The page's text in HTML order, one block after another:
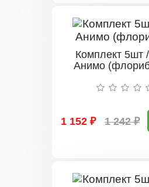
Комплект 5шт
Анимо
1 152 ₽ 1 242 ₽